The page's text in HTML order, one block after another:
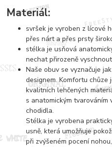
Materiál:
svršek je vyroben z lícové
přes nárt a přes prsty
stélka je usňová
nechat přirozeně
Naše obuv se vyznačuje
designem. Komfortu chůze
kvalitních lehčených
s anatomickým
chodidla.
Stélka je vyrobena
usně, která umožňuje
při zvýšeném pocení